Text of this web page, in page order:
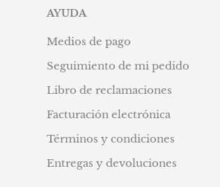
AYUDA
Medios de pago
Seguimiento de mi pedido
Libro de reclamaciones
Facturación electrónica
Términos y condiciones
Entregas y devoluciones